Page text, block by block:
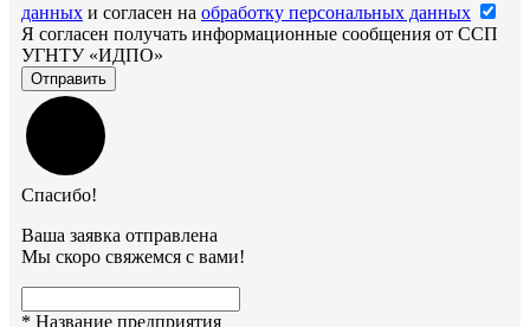
данных и согласен на обработку персональных данных
Я согласен получать информационные сообщения от ССП
УГНТУ «ИДПО»
Отправить
Спасибо!
Ваша заявка отправлена
Мы скоро свяжемся с вами!
* Название предприятия